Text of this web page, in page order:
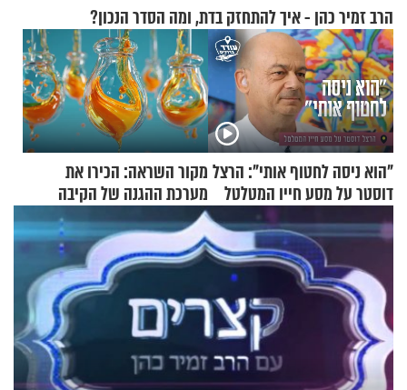
הרב זמיר כהן - איך להתחזק בדת, ומה הסדר הנכון?
"הוא ניסה לחטוף אותי": הרצל
דוסטר על מסע חייו המטלטל
מקור השראה: הכירו את
מערכת ההגנה של הקיבה